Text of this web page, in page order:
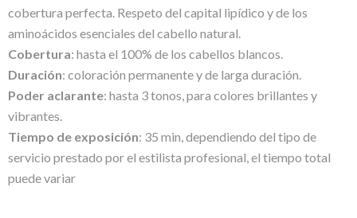
cobertura perfecta. Respeto del capital lipídico y de los
aminoácidos esenciales del cabello natural.
Cobertura: hasta el 100% de los cabellos blancos.
Duración: coloración permanente y de larga duración.
Poder aclarante: hasta 3 tonos, para colores brillantes y
vibrantes.
Tiempo de exposición: 35 min, dependiendo del tipo de
servicio prestado por el estilista profesional, el tiempo total
puede variar